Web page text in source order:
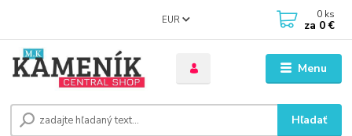
Menu
EUR
Hľadať
0 ks
za 0 €